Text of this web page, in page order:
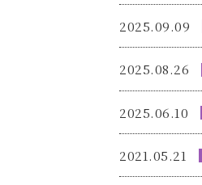
2025.09.09
2025.08.26
2025.06.10
2021.05.21